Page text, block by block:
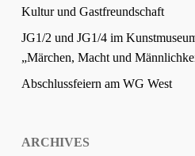
Kultur und Gastfreundschaft
JG1/2 und JG1/4 im
„Märchen, Macht und
Abschlussfeiern am WG West
ARCHIVES